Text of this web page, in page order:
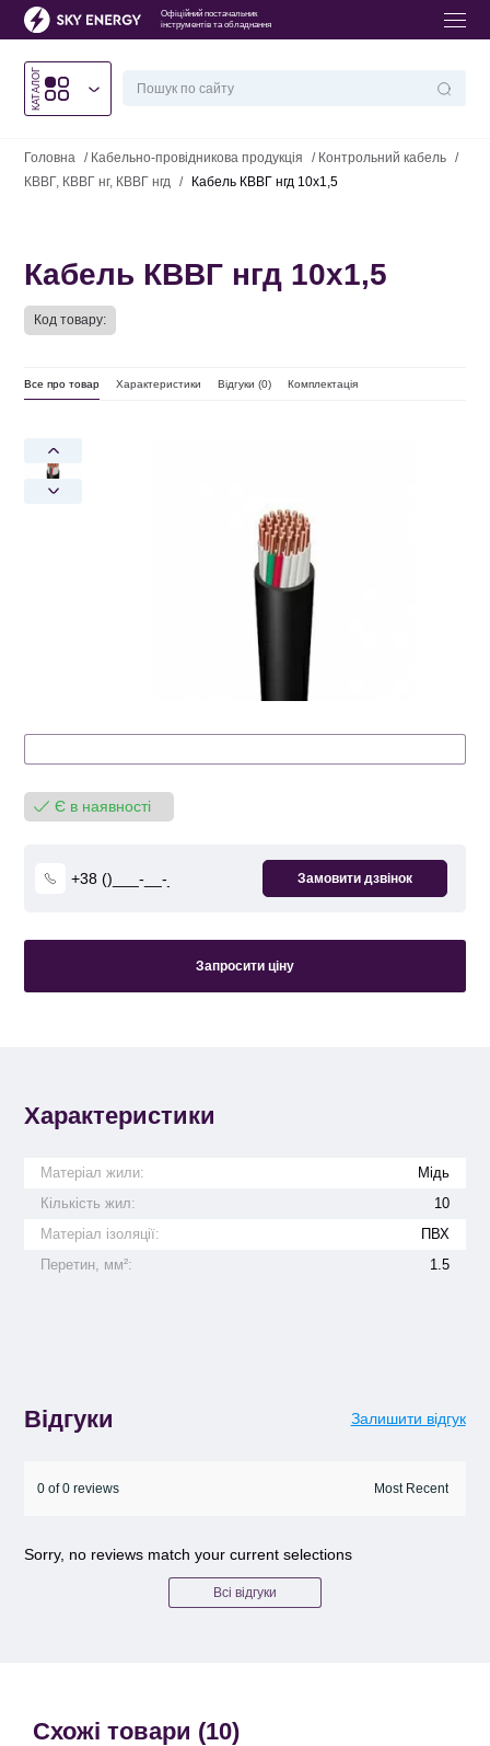
Офіційний постачальник
інструментів та обладнання
КАТАЛОГ
Головна / Кабельно-провідникова продукція / Контрольний кабель /
КВВГ, КВВГ нг, КВВГ нгд / Кабель КВВГ нгд 10х1,5
Кабель КВВГ нгд 10х1,5
Код товару:
Все про товар Характеристики Відгуки (0) Комплектація
Є в наявності
Запросити ціну
Характеристики
Матеріал жили:
Мідь
Кількість жил:
10
Матеріал ізоляції:
ПВХ
Перетин, мм²:
1.5
Відгуки Залишити відгук
0 of 0 reviews
Sorry, no reviews match your current selections
Всі відгуки
Схожі товари (10)